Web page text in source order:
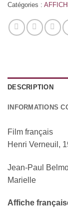
Catégories :
DESCRIPTION
INFORMATIONS
Film français
Henri Verneuil,
Jean-Paul
Marielle
Affiche